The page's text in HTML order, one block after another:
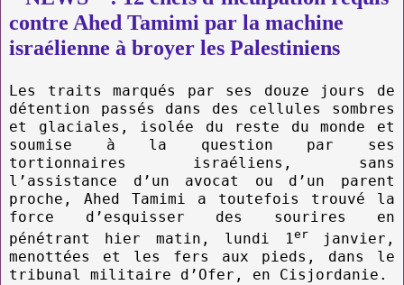
contre Ahed Tamimi par la machine
israélienne à broyer les Palestiniens
Les traits marqués par ses douze jours de
détention passés dans des cellules sombres
et glaciales, isolée du reste du monde et
soumise à la question par ses
tortionnaires israéliens, sans
l’assistance d’un avocat ou d’un parent
proche, Ahed Tamimi a toutefois trouvé la
force d’esquisser des sourires en
pénétrant hier matin, lundi 1er
janvier,
menottées et les fers aux pieds, dans le
tribunal militaire d’Ofer, en Cisjordanie.